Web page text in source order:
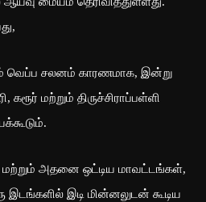
வெப்ப சலனம் காரணமாக, இன்று
மற்றும் திருச்சிராப்பள்ளி
மற்றும் அதனை ஒட்டிய மாவட்டங்கள்,
இடங்களில் இடி மின்னலுடன் கூடிய